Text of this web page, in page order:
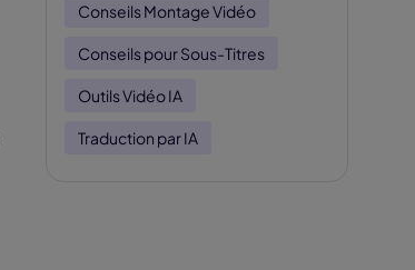
Conseils Montage Vidéo
Conseils pour Sous-Titres
Outils Vidéo IA
Traduction par IA